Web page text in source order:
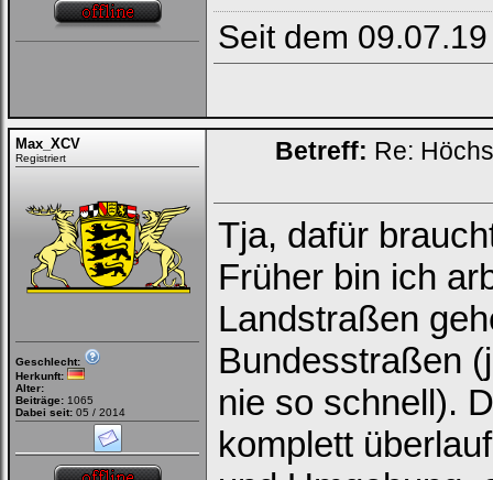
Seit dem
Max_XCV
Registriert
Geschlecht:
Herkunft:
Alter:
Beiträge: 1065
Dabei seit: 05 / 2014
Betreff: Re:
Tja, dafür
Früher bin ich
Landstraßen
Bundesstraßen
nie so schnell).
komplett